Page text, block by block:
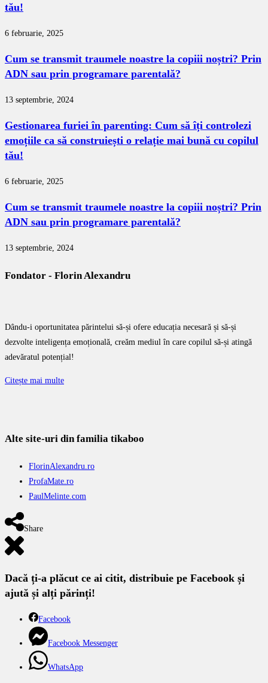
tău!
6 februarie, 2025
Cum se transmit traumele noastre la copiii noștri? Prin
ADN sau prin programare parentală?
13 septembrie, 2024
Gestionarea furiei în parenting: Cum să îți controlezi
emoțiile ca să construiești o relație mai bună cu copilul
tău!
6 februarie, 2025
Cum se transmit traumele noastre la copiii noștri? Prin
ADN sau prin programare parentală?
13 septembrie, 2024
Fondator - Florin Alexandru
Dându-i oportunitatea părintelui să-și ofere educația necesară și să-și
dezvolte inteligența emoțională, creăm mediul în care copilul să-și atingă
adevăratul potențial!
Citește mai multe
Alte site-uri din familia tikaboo
FlorinAlexandru.ro
ProfaMate.ro
PaulMelinte.com
Share
Dacă ți-a plăcut ce ai citit, distribuie pe Facebook și
ajută și alți părinți!
Facebook
Facebook Messenger
WhatsApp